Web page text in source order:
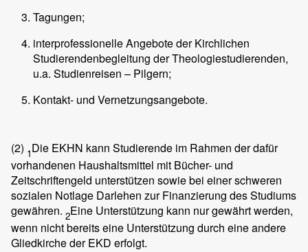
Tagungen;
interprofessionelle Angebote der Kirchlichen
Studierendenbegleitung der Theologiestudierenden,
u.a. Studienreisen – Pilgern;
Kontakt- und Vernetzungsangebote.
(2) 1Die EKHN kann Studierende im Rahmen der dafür
vorhandenen Haushaltsmittel mit Bücher- und
Zeitschriftengeld unterstützen sowie bei einer schweren
sozialen Notlage Darlehen zur Finanzierung des Studiums
gewähren. 2Eine Unterstützung kann nur gewährt werden,
wenn nicht bereits eine Unterstützung durch eine andere
Gliedkirche der EKD erfolgt.